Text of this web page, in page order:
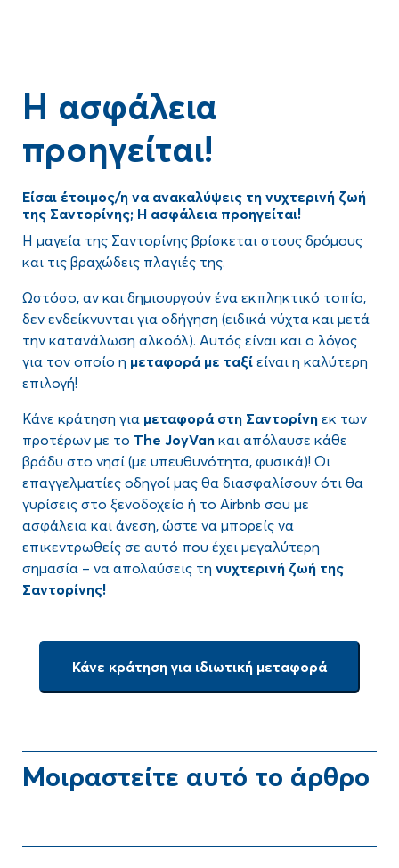
Η ασφάλεια
προηγείται!
Είσαι έτοιμος/η να ανακαλύψεις τη νυχτερινή ζωή
της Σαντορίνης; Η ασφάλεια προηγείται!
Η μαγεία της Σαντορίνης βρίσκεται στους δρόμους
και τις βραχώδεις πλαγιές της.
Ωστόσο, αν και δημιουργούν ένα εκπληκτικό τοπίο,
δεν ενδείκνυνται για οδήγηση (ειδικά νύχτα και μετά
την κατανάλωση αλκοόλ). Αυτός είναι και ο λόγος
για τον οποίο η μεταφορά με ταξί είναι η καλύτερη
επιλογή!
Κάνε κράτηση για μεταφορά στη Σαντορίνη εκ των
προτέρων με το The JoyVan και απόλαυσε κάθε
βράδυ στο νησί (με υπευθυνότητα, φυσικά)! Οι
επαγγελματίες οδηγοί μας θα διασφαλίσουν ότι θα
γυρίσεις στο ξενοδοχείο ή το Airbnb σου με
ασφάλεια και άνεση, ώστε να μπορείς να
επικεντρωθείς σε αυτό που έχει μεγαλύτερη
σημασία – να απολαύσεις τη νυχτερινή ζωή της
Σαντορίνης!
Κάνε κράτηση για ιδιωτική μεταφορά
Μοιραστείτε αυτό το άρθρο